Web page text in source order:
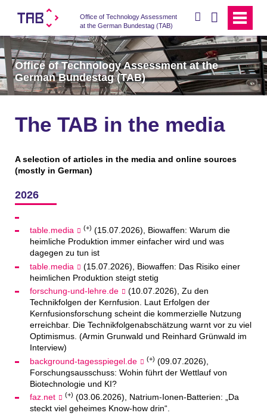
Office of Technology Assessment
at the German Bundestag (TAB)
Office of Technology Assessment at the
German Bundestag (TAB)
The TAB in the media
A selection of articles in the media and online sources
(mostly in German)
2026
table.media (+) (15.07.2026), Biowaffen: Warum die
heimliche Produktion immer einfacher wird und was
dagegen zu tun ist
table.media
(15.07.2026), Biowaffen: Das Risiko einer
heimlichen Produktion steigt stetig
forschung-und-lehre.de
(10.07.2026), Zu den
Technikfolgen der Kernfusion. Laut Erfolgen der
Kernfusionsforschung scheint die kommerzielle Nutzung
erreichbar. Die Technikfolgenabschätzung warnt vor zu viel
Optimismus. (Armin Grunwald und Reinhard Grünwald im
Interview)
background-tagesspiegel.de
(+) (09.07.2026),
Forschungsausschuss: Wohin führt der Wettlauf von
Biotechnologie und KI?
faz.net
(+) (03.06.2026), Natrium-Ionen-Batterien: „Da
steckt viel geheimes Know-how drin“.